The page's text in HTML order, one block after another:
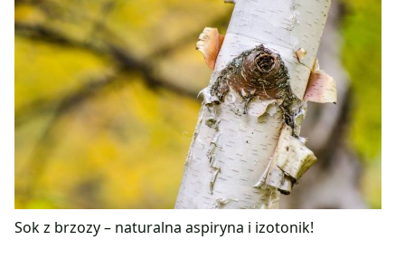
Sok z brzozy – naturalna aspiryna i izotonik!